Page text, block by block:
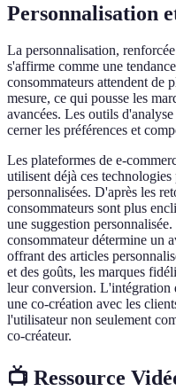
Personnalisation
La personnalisation,
s'affirme comme une
consommateurs attendent de
mesure, ce qui pousse les
avancées. Les outils
cerner les préférences et
Les plateformes de e-
utilisent déjà ces
personnalisées. D'après les
consommateurs sont plus
une suggestion
consommateur détermine un
offrant des articles
et des goûts, les marques
leur conversion. L'intégration
une co-création avec les
l'utilisateur non seulement
co-créateur.
📺 Ressource